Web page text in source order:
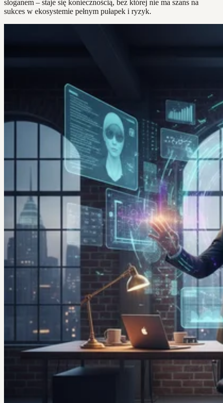
sloganem – staje się koniecznością, bez której nie ma szans na
sukces w ekosystemie pełnym pułapek i ryzyk.